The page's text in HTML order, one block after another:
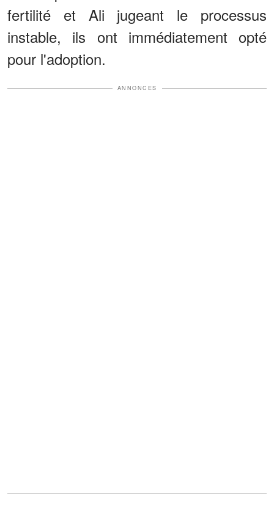
fertilité et Ali jugeant le processus
instable, ils ont immédiatement opté
pour l'adoption.
ANNONCES